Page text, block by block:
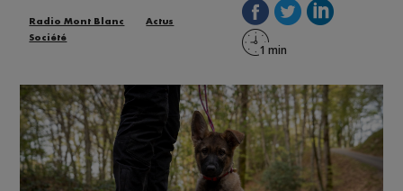
Radio Mont Blanc
Actus
Société